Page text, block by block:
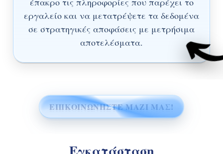
εργαλείο και να μετατρέψετε τα δεδομένα
σε στρατηγικές αποφάσεις με μετρήσιμα
αποτελέσματα.
ΕΠΙΚΟΙΝΩΝΗΣΤΕ ΜΑΖΙ ΜΑΣ!